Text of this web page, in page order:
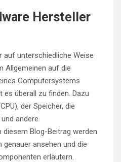
Hersteller
auf unterschiedliche Weise
Allgemeinen auf die
Computersystems
es überall zu finden. Dazu
der Speicher, die
andere
diesem Blog-Beitrag werden
ansehen und die
erläutern.